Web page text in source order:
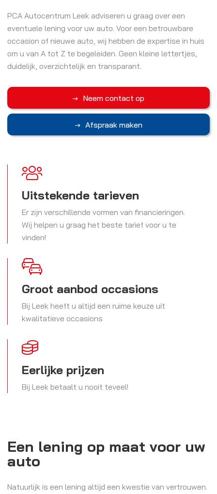
PCA Autocentrum Leek adviseren u graag over een
eventuele lening voor uw auto. Voor een betrouwbare
occasion of nieuwe auto, wij hebben de expertise in huis
om u van A tot Z te begeleiden. Geen kleine lettertjes,
duidelijk, overzichtelijk en transparant.
Neem contact op
Afspraak maken
Uitstekende tarieven
Er zijn verschillende vormen van financieringen.
Wij helpen u graag het beste tarief voor u te
vinden!
Groot aanbod occasions
Bij Leek heeft u altijd een ruime keuze uit
kwalitatieve occasions
Eerlijke prijzen
Bij Leek betaalt u nooit teveel!
Een lening op maat voor uw
auto
Natuurlijk is een lening altijd een kwestie van vertrouwen.